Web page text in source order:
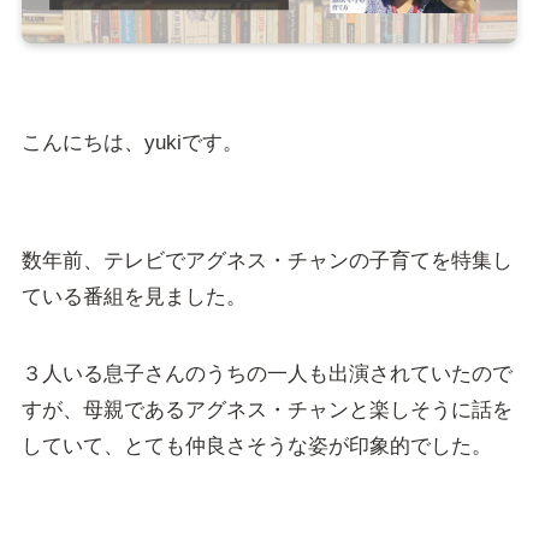
こんにちは、yukiです。
数年前、テレビでアグネス・チャンの子育てを特集し
ている番組を見ました。
３人いる息子さんのうちの一人も出演されていたので
すが、母親であるアグネス・チャンと楽しそうに話を
していて、とても仲良さそうな姿が印象的でした。